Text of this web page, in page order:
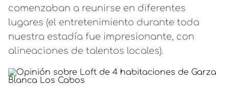
comenzaban a reunirse en diferentes
lugares (el entretenimiento durante toda
nuestra estadía fue impresionante, con
alineaciones de talentos locales).